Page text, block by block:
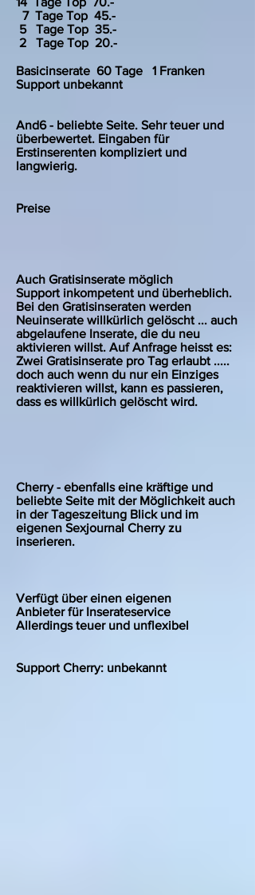
7 Tage Top 45.-
5 Tage Top 35.-
2 Tage Top 20.-
Basicinserate 60 Tage 1 Franken
Support unbekannt
And6 - beliebte Seite. Sehr teuer und
überbewertet. Eingaben für
Erstinserenten kompliziert und
langwierig.
Preise
Auch Gratisinserate möglich
Support inkompetent und überheblich.
Bei den Gratisinseraten werden
Neuinserate willkürlich gelöscht ... auch
abgelaufene Inserate, die du neu
aktivieren willst. Auf Anfrage heisst es:
Zwei Gratisinserate pro Tag erlaubt .....
doch auch wenn du nur ein Einziges
reaktivieren willst, kann es passieren,
dass es willkürlich gelöscht wird.
Cherry - ebenfalls eine kräftige und
beliebte Seite mit der Möglichkeit auch
in der Tageszeitung Blick und im
eigenen Sexjournal Cherry zu
inserieren.
Verfügt über einen eigenen
Anbieter für Inserateservice
Allerdings teuer und unflexibel
Support Cherry: unbekannt